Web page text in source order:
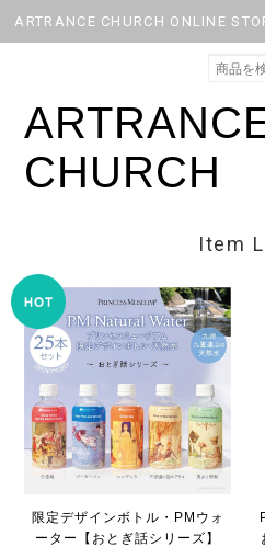
ARTRANCE CHURCH ONLINE
CHURCH
Item
限定デザインボトル・PMウォ
ーター【おとぎ話シリーズ】